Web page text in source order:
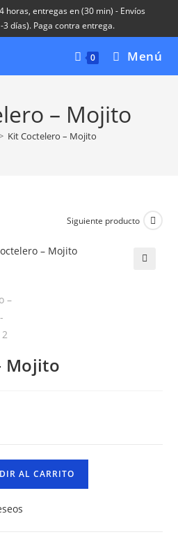
horas, entregas en (30 min) - Envíos
días). Paga contra entrega.
0 Menú
– Mojito
Kit Coctelero – Mojito
Siguiente producto
Mojito
AL CARRITO